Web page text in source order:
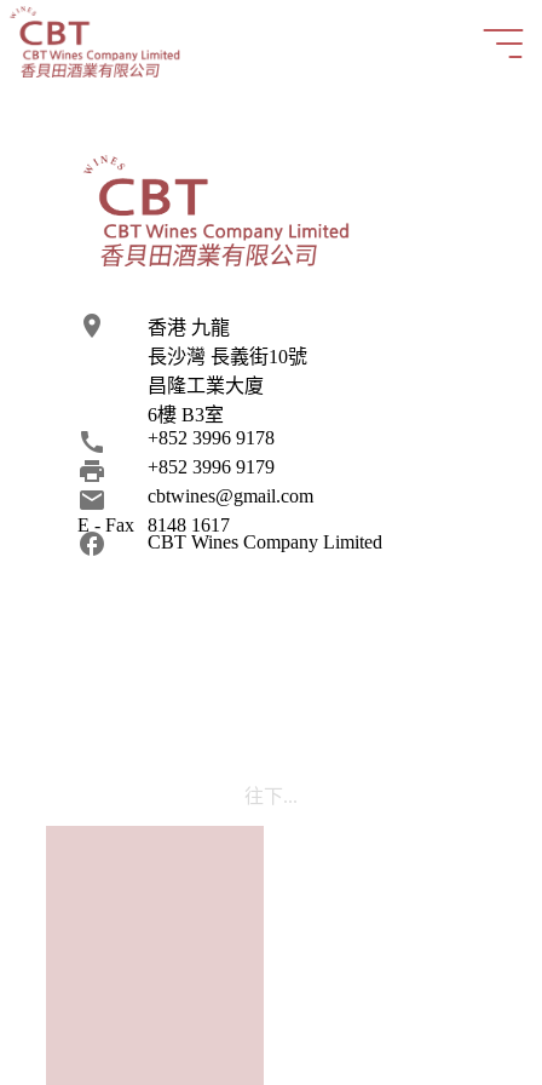
place
香港 九龍
長沙灣 長義街10號
昌隆工業大廈
6樓 B3室
call +852 3996 9178
print +852 3996 9179
email
cbtwines@gmail.com
E - Fax
8148 1617
facebook CBT Wines Company Limited
往下...